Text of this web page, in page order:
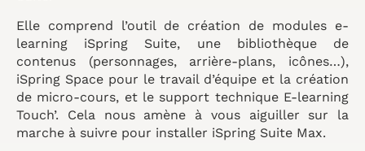
Elle comprend l’outil de création de modules e-
learning iSpring Suite, une bibliothèque de
contenus (personnages, arrière-plans, icônes…),
iSpring Space pour le travail d’équipe et la création
de micro-cours, et le support technique E-learning
Touch’. Cela nous amène à vous aiguiller sur la
marche à suivre pour installer iSpring Suite Max.